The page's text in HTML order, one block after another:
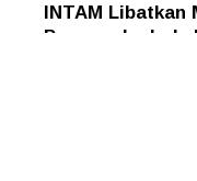
INTAM Libatkan
Pengusaha Lokal